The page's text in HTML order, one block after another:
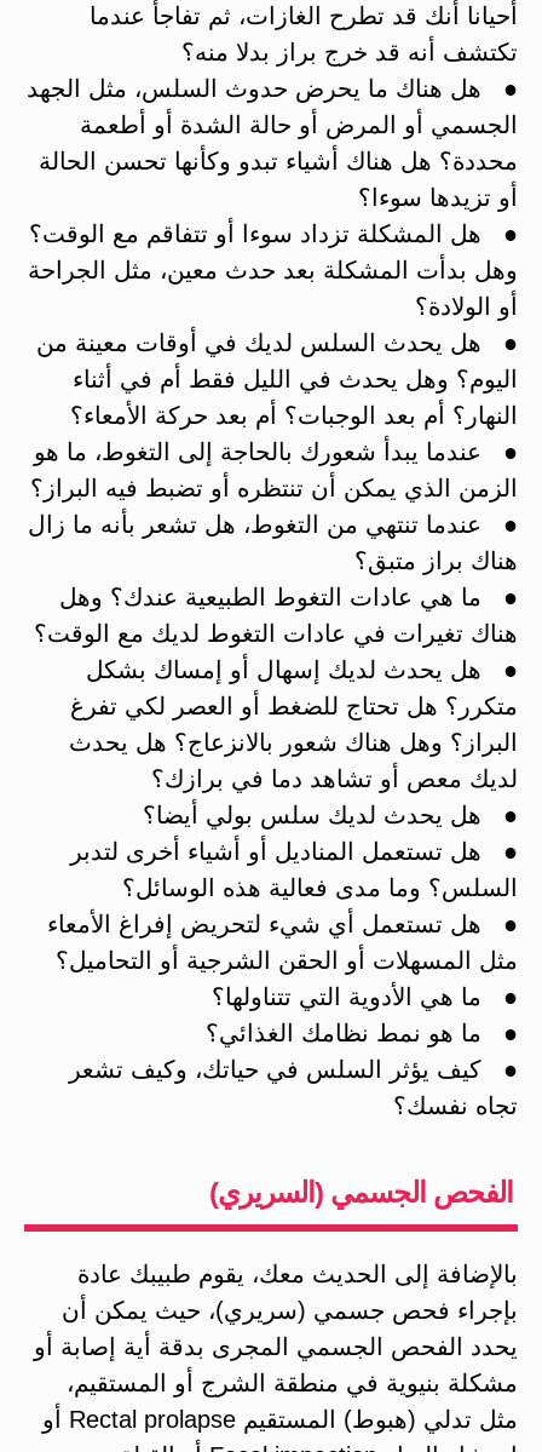
أحيانا أنك قد تطرح الغازات، ثم تفاجأ عندما
تكتشف أنه قد خرج براز بدلا منه؟
● هل هناك ما يحرض حدوث السلس، مثل الجهد
الجسمي أو المرض أو حالة الشدة أو أطعمة
محددة؟ هل هناك أشياء تبدو وكأنها تحسن الحالة
أو تزيدها سوءا؟
● هل المشكلة تزداد سوءا أو تتفاقم مع الوقت؟
وهل بدأت المشكلة بعد حدث معين، مثل الجراحة
أو الولادة؟
● هل يحدث السلس لديك في أوقات معينة من
اليوم؟ وهل يحدث في الليل فقط أم في أثناء
النهار؟ أم بعد الوجبات؟ أم بعد حركة الأمعاء؟
● عندما يبدأ شعورك بالحاجة إلى التغوط، ما هو
الزمن الذي يمكن أن تنتظره أو تضبط فيه البراز؟
● عندما تنتهي من التغوط، هل تشعر بأنه ما زال
هناك براز متبق؟
● ما هي عادات التغوط الطبيعية عندك؟ وهل
هناك تغيرات في عادات التغوط لديك مع الوقت؟
● هل يحدث لديك إسهال أو إمساك بشكل
متكرر؟ هل تحتاج للضغط أو العصر لكي تفرغ
البراز؟ وهل هناك شعور بالانزعاج؟ هل يحدث
لديك معص أو تشاهد دما في برازك؟
● هل يحدث لديك سلس بولي أيضا؟
● هل تستعمل المناديل أو أشياء أخرى لتدبر
السلس؟ وما مدى فعالية هذه الوسائل؟
● هل تستعمل أي شيء لتحريض إفراغ الأمعاء
مثل المسهلات أو الحقن الشرجية أو التحاميل؟
● ما هي الأدوية التي تتناولها؟
● ما هو نمط نظامك الغذائي؟
● كيف يؤثر السلس في حياتك، وكيف تشعر
تجاه نفسك؟
الفحص الجسمي (السريري)
بالإضافة إلى الحديث معك، يقوم طبيبك عادة
بإجراء فحص جسمي (سريري)، حيث يمكن أن
يحدد الفحص الجسمي المجرى بدقة أية إصابة أو
مشكلة بنيوية في منطقة الشرج أو المستقيم،
مثل تدلي (هبوط) المستقيم Rectal prolapse أو